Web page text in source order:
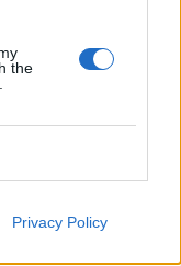
the
Privacy Policy